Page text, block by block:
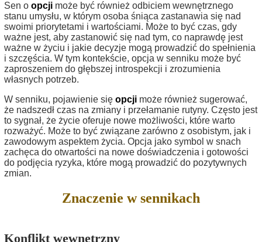
Sen o opcji może być również odbiciem wewnętrznego
stanu umysłu, w którym osoba śniąca zastanawia się nad
swoimi priorytetami i wartościami. Może to być czas, gdy
ważne jest, aby zastanowić się nad tym, co naprawdę jest
ważne w życiu i jakie decyzje mogą prowadzić do spełnienia
i szczęścia. W tym kontekście, opcja w senniku może być
zaproszeniem do głębszej introspekcji i zrozumienia
własnych potrzeb.
W senniku, pojawienie się opcji może również sugerować,
że nadszedł czas na zmiany i przełamanie rutyny. Często jest
to sygnał, że życie oferuje nowe możliwości, które warto
rozważyć. Może to być związane zarówno z osobistym, jak i
zawodowym aspektem życia. Opcja jako symbol w snach
zachęca do otwartości na nowe doświadczenia i gotowości
do podjęcia ryzyka, które mogą prowadzić do pozytywnych
zmian.
Znaczenie w sennikach
Konflikt wewnętrzny